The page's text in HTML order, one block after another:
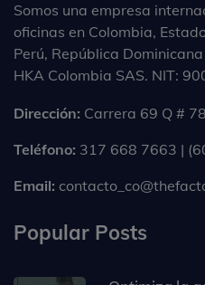
Somos una empresa
oficinas en Colombia,
Perú, República
HKA Colombia SAS. NIT:
Dirección: Carrera 69 Q #
Teléfono: 317 668 7663 |
Email:
Popular Posts